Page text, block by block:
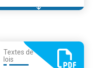
Textes de
lois